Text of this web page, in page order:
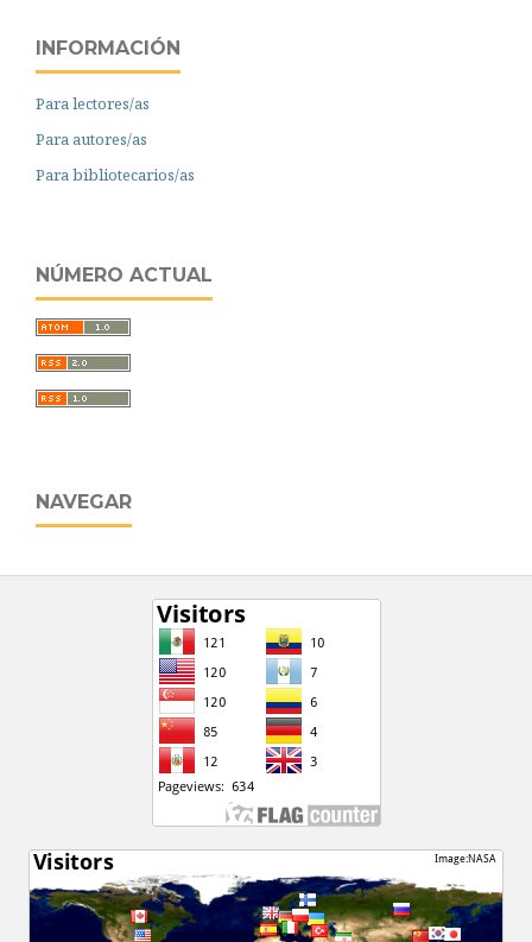
INFORMACIÓN
Para lectores/as
Para autores/as
Para bibliotecarios/as
NÚMERO ACTUAL
NAVEGAR